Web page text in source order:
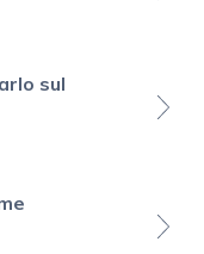
sul